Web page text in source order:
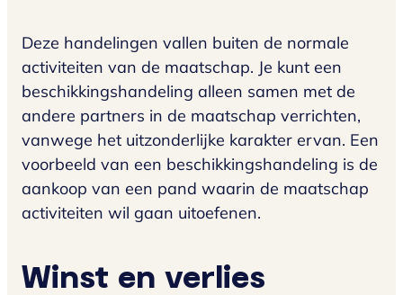
Deze handelingen vallen buiten de normale
activiteiten van de maatschap. Je kunt een
beschikkingshandeling alleen samen met de
andere partners in de maatschap verrichten,
vanwege het uitzonderlijke karakter ervan. Een
voorbeeld van een beschikkingshandeling is de
aankoop van een pand waarin de maatschap
activiteiten wil gaan uitoefenen.
Winst en verlies